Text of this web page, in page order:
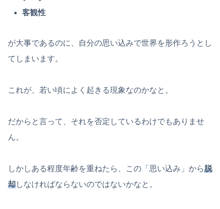
客観性
が大事であるのに、自分の思い込みで世界を形作ろうとし
てしまいます。
これが、若い頃によく起きる現象なのかなと。
だからと言って、それを否定しているわけでもありませ
ん。
しかしある程度年齢を重ねたら、この「思い込み」から脱
却しなければならないのではないかなと。